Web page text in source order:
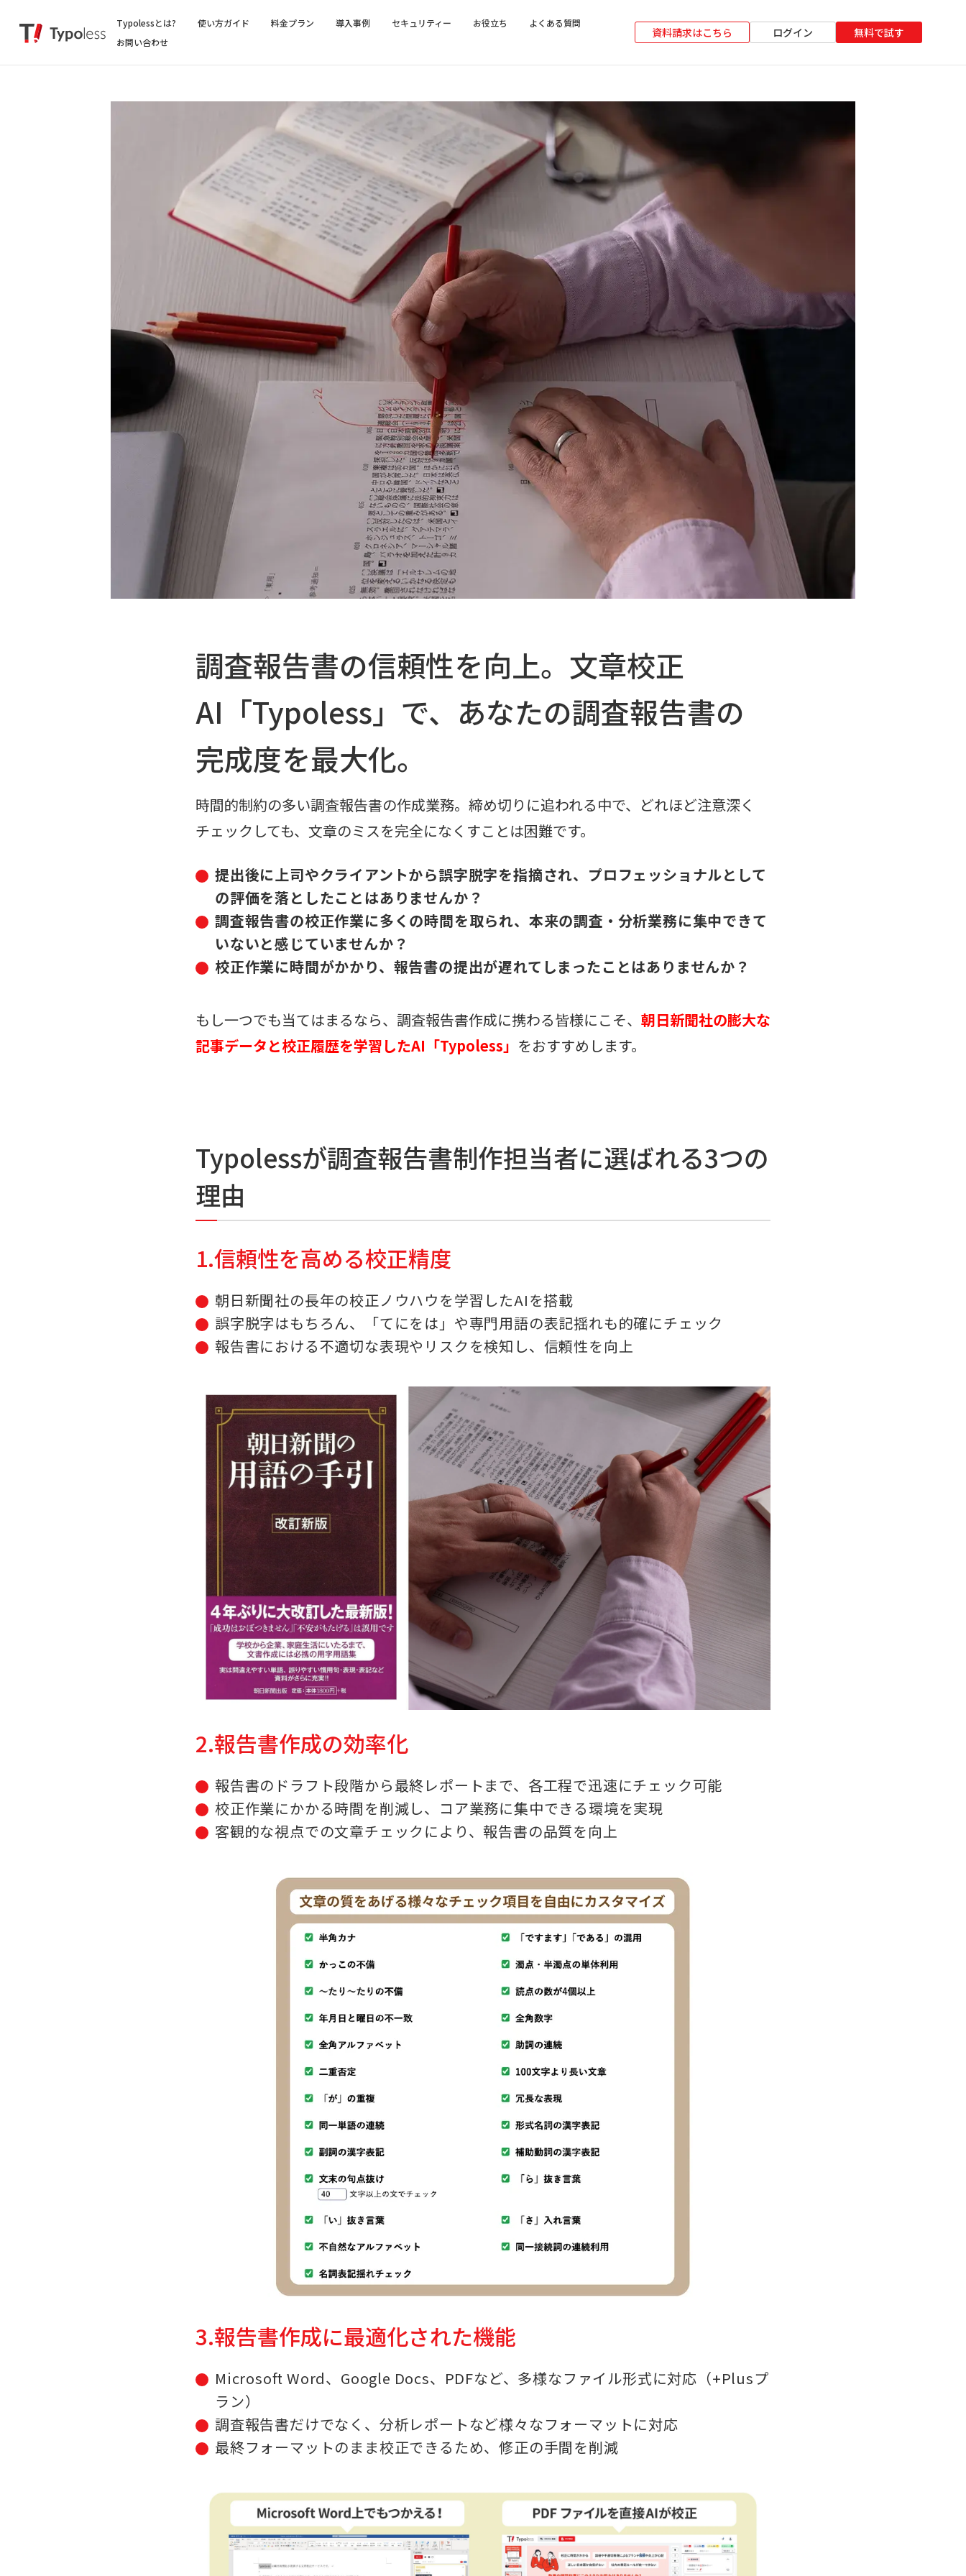
Typolessとは? 使い方ガイド 料金プラン 導入事例 セキュリティー お役立ち
よくある質問
お問い合わせ
資料請求はこちら ログイン 無料で試す
調査報告書の信頼性を向上。文章校正
AI「Typoless」で、あなたの調査報告書の
完成度を最大化。
時間的制約の多い調査報告書の作成業務。締め切りに追われる中で、どれほど注意深く
チェックしても、文章のミスを完全になくすことは困難です。
提出後に上司やクライアントから誤字脱字を指摘され、プロフェッショナルとして
の評価を落としたことはありませんか？
調査報告書の校正作業に多くの時間を取られ、本来の調査・分析業務に集中できて
いないと感じていませんか？
校正作業に時間がかかり、報告書の提出が遅れてしまったことはありませんか？
もし一つでも当てはまるなら、調査報告書作成に携わる皆様にこそ、 朝日新聞社の膨大な
記事データと校正履歴を学習したAI「Typoless」 をおすすめします。
Typolessが調査報告書制作担当者に選ばれる3つの
理由
1.信頼性を高める校正精度
朝日新聞社の長年の校正ノウハウを学習したAIを搭載
誤字脱字はもちろん、「てにをは」や専門用語の表記揺れも的確にチェック
報告書における不適切な表現やリスクを検知し、信頼性を向上
2.報告書作成の効率化
報告書のドラフト段階から最終レポートまで、各工程で迅速にチェック可能
校正作業にかかる時間を削減し、コア業務に集中できる環境を実現
客観的な視点での文章チェックにより、報告書の品質を向上
3.報告書作成に最適化された機能
Microsoft Word、Google Docs、PDFなど、多様なファイル形式に対応（+Plusプ
ラン）
調査報告書だけでなく、分析レポートなど様々なフォーマットに対応
最終フォーマットのまま校正できるため、修正の手間を削減